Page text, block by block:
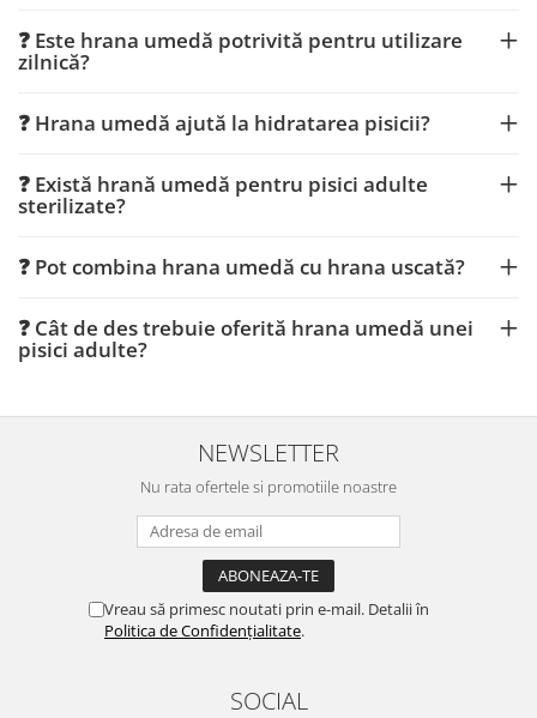
❓ Este hrana umedă potrivită pentru utilizare
zilnică?
❓ Hrana umedă ajută la hidratarea pisicii?
❓ Există hrană umedă pentru pisici adulte
sterilizate?
❓ Pot combina hrana umedă cu hrana uscată?
❓ Cât de des trebuie oferită hrana umedă unei
pisici adulte?
NEWSLETTER
Nu rata ofertele si promotiile noastre
Vreau să primesc noutati prin e-mail. Detalii în
Politica de Confidențialitate.
SOCIAL